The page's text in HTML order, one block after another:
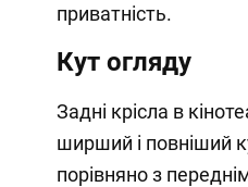
приватність.
Кут огляду
Задні крісла в
ширший і повніший
порівняно з